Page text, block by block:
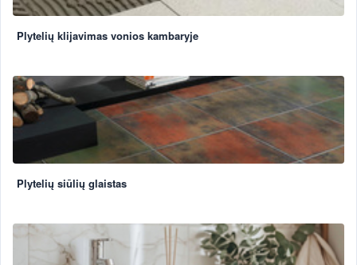
Plytelių klijavimas vonios kambaryje
Plytelių siūlių glaistas